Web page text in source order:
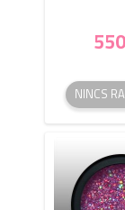
NINCS